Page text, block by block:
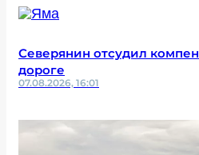
Северянин отсудил
дороге
07.08.2026, 16:01